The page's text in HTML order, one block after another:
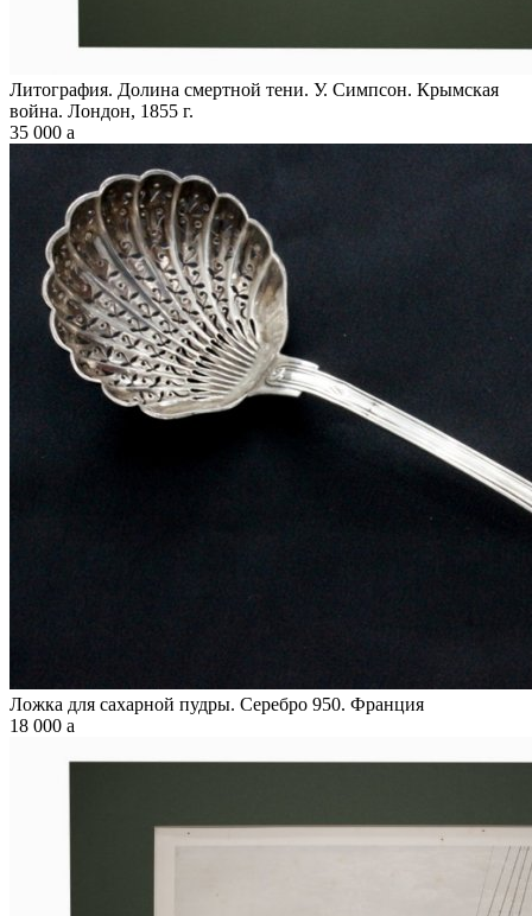
Литография. Долина смертной тени. У. Симпсон. Крымская
война. Лондон, 1855 г.
35 000 a
Ложка для сахарной пудры. Серебро 950. Франция
18 000 a